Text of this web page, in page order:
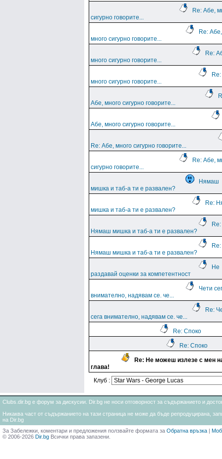
Re: Абе,
сигурно говорите...
Re: Абе,
много сигурно говорите...
Re:
много сигурно говорите...
много сигурно говорите...
Абе, много сигурно говорите...
Абе, много сигурно говорите...
Re: Абе, много сигурно говорите...
Re: Абе,
сигурно говорите...
Нямаш
мишка и таб-а ти е развален?
Re:
мишка и таб-а ти е развален?
Re:
Нямаш мишка и таб-а ти е развален?
Re:
Нямаш мишка и таб-а ти е развален?
Не
раздавай оценки за компетентност
Чети
внимателно, надявам се. че...
Re:
сега внимателно, надявам се. че...
Re: Споко
Re: Споко
Re: Не можеш излезе с мен
глава!
Клуб :
Clubs.dir.bg е форум за дискусии. Dir.bg не носи отговорност за съдържанието и
Никаква част от съдържанието на тази страница не може да бъде репродуцирана,
на Dir.bg
За Забележки, коментари и предложения ползвайте формата за Обратна връзка |
© 2006-2026 Dir.bg Всички права запазени.